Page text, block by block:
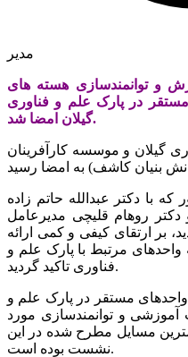
مدیر
و توانمندسازی هسته های
در پارک علم و فناوری
گیلان امضا شد.
گیلان و موسسه کارآفرینان
با دکتر عبدالله حاتم زاده
روهام قلیچی مدیرعامل
بر ارتقای کیفی و کمی ارائه
مرتبط با پارک علم و
فناوری تاکید گردید.
واحدهای مستقر در پارک علم و
و توانمندسازی مورد
مسایل مطرح شده در این
نشست بوده است.